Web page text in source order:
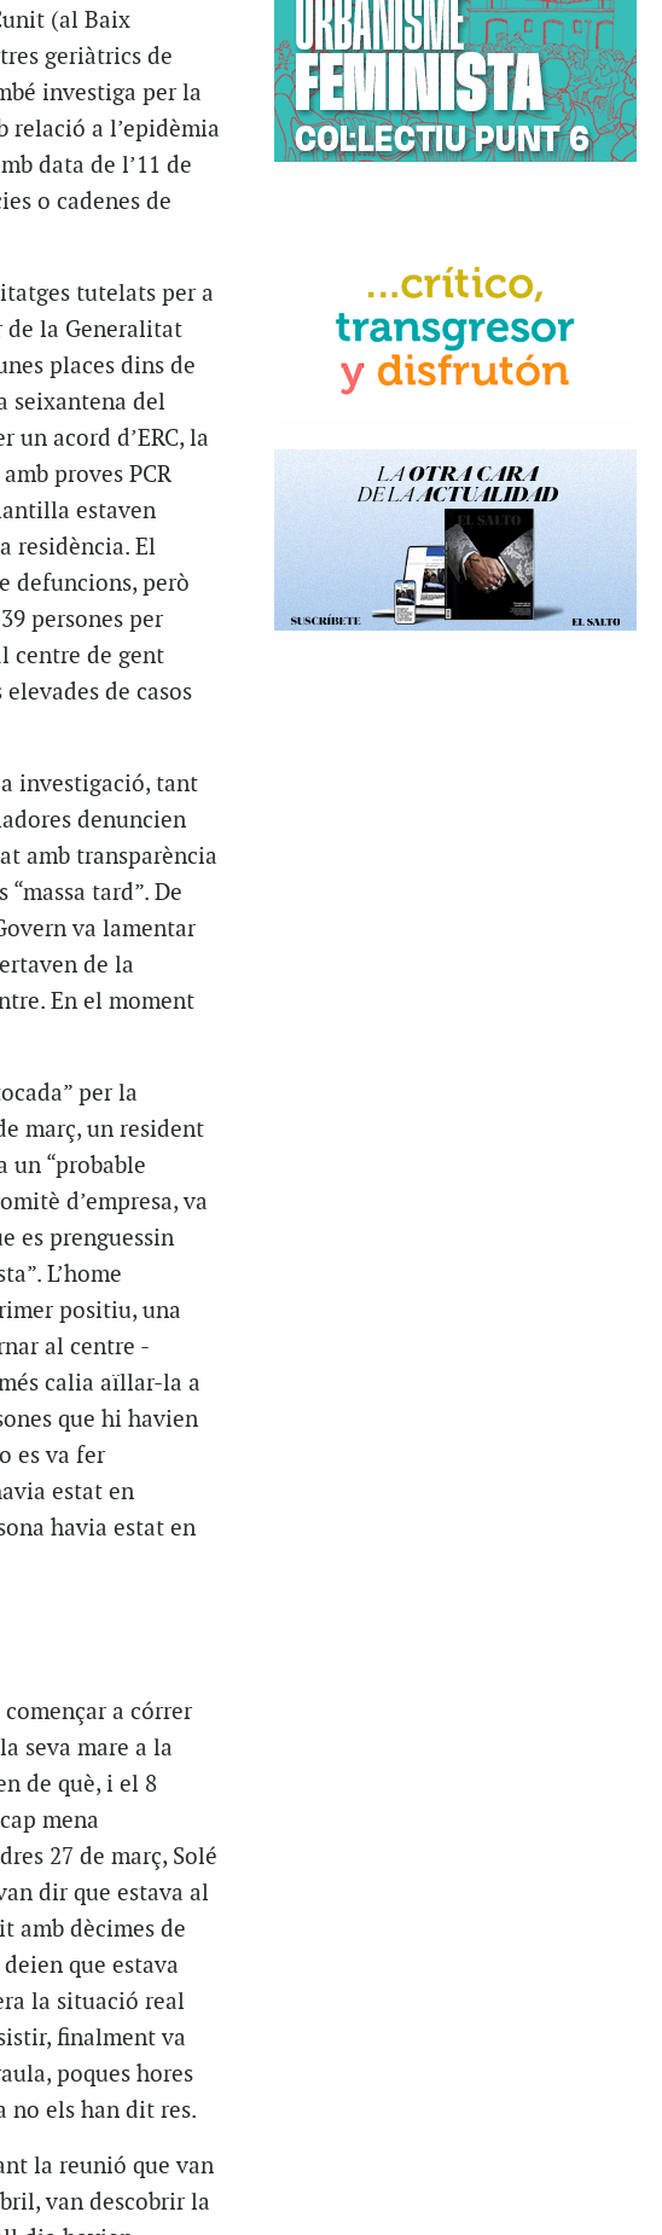
(al Baix
geriàtrics de
investiga per la
relació a l’epidèmia
data de l’11 de
o cadenes de
tutelats per a
de la Generalitat
places dins de
seixantena del
acord d’ERC, la
proves PCR
estaven
residència. El
defuncions, però
persones per
centre de gent
de casos
investigació, tant
denuncien
amb transparència
tard”. De
va lamentar
de la
En el moment
per la
març, un resident
un “probable
d’empresa, va
es prenguessin
L’home
positiu, una
al centre -
calia aïllar-la a
que hi havien
es va fer
estat en
havia estat en
a córrer
seva mare a la
de què, i el 8
mena
27 de març, Solé
dir que estava al
amb dècimes de
que estava
la situació real
finalment va
poques hores
no els han dit res.
la reunió que van
van descobrir la